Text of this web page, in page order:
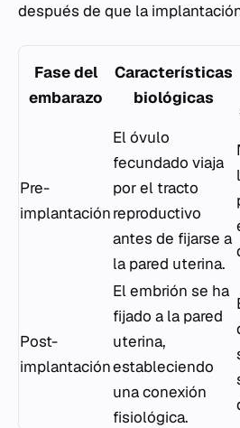
después de que la
Fase del
embarazo
Características
biológicas
Pre-
implantación
El óvulo
fecundado viaja
por el tracto
reproductivo
antes de fijarse a
la pared uterina.
Post-
implantación
El embrión se ha
fijado a la pared
uterina,
estableciendo
una conexión
fisiológica.